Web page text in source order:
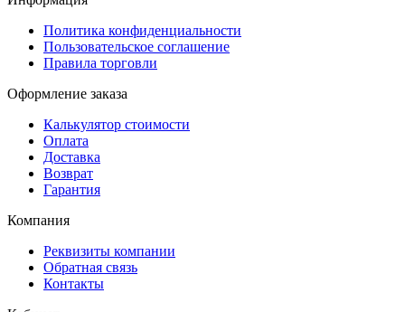
Политика конфиденциальности
Пользовательское соглашение
Правила торговли
Оформление заказа
Калькулятор стоимости
Оплата
Доставка
Возврат
Гарантия
Компания
Реквизиты компании
Обратная связь
Контакты